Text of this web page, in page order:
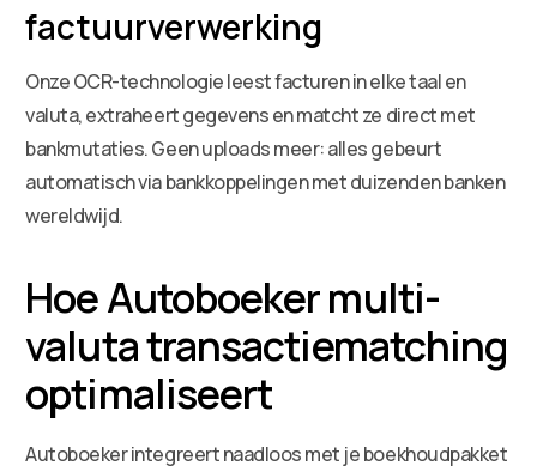
factuurverwerking
Onze OCR-technologie leest facturen in elke taal en
valuta, extraheert gegevens en matcht ze direct met
bankmutaties. Geen uploads meer: alles gebeurt
automatisch via bankkoppelingen met duizenden banken
wereldwijd.
Hoe Autoboeker multi-
valuta transactiematching
optimaliseert
Autoboeker integreert naadloos met je boekhoudpakket